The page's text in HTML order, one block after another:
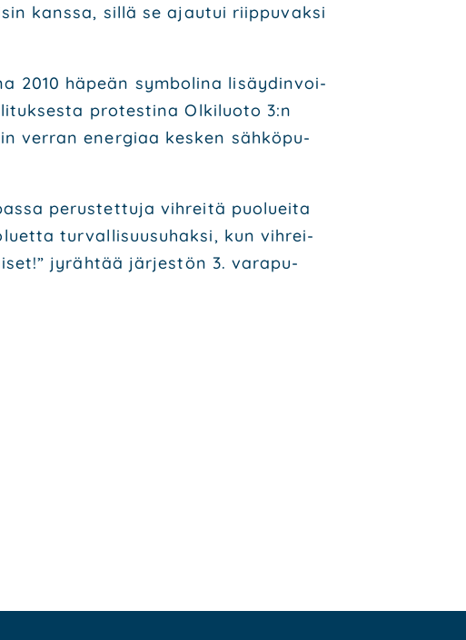
kans­sa, sil­lä se ajau­tui riip­pu­vak­si
2010 häpeän sym­bo­li­na lisäy­din­voi­
pro­tes­ti­na Olki­luo­to 3:n
ver­ran ener­gi­aa kes­ken säh­kö­pu­
perus­tet­tu­ja vih­rei­tä puo­luei­ta
tur­val­li­suusu­hak­si, kun vih­rei­
jyräh­tää jär­jes­tön 3. vara­pu­